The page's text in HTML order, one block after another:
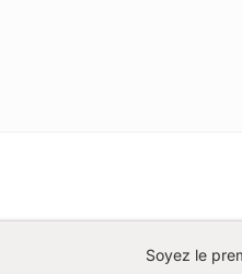
Soyez le